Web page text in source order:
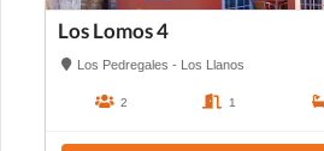
Los Lomos 4
Los Pedregales - Los Llanos
2 1